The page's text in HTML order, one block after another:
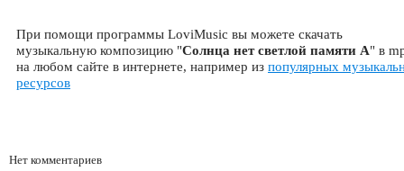
При помощи программы LoviMusic вы можете скачать
музыкальную композицию "Солнца нет светлой памяти А" в
на любом сайте в интернете, например из популярных
ресурсов
Нет комментариев